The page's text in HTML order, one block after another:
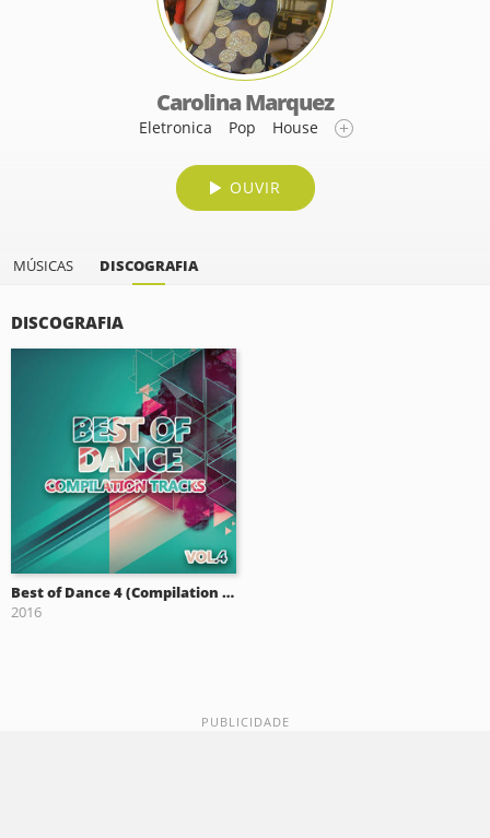
Carolina Marquez
Eletronica Pop House
OUVIR
MÚSICAS DISCOGRAFIA
DISCOGRAFIA
Best of Dance 4 (Compilation Tracks)
2016